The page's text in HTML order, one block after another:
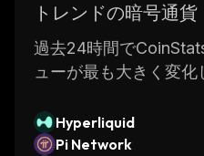
トレンドの暗号通貨
過去24時間で
ューが最も大きく変化
Hyperliquid
Pi Network